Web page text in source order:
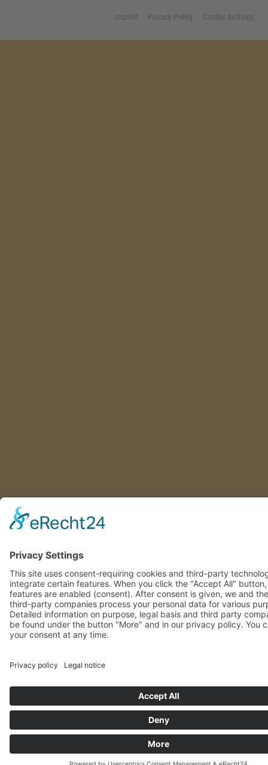
Imprint Privacy Policy Cookie Settings
This site uses consent-requiring cookies and third-party
integrate certain features. When you click the "Accept All"
features are enabled (consent). After consent is given, we and
involved third-party companies process your personal data for
companies can be found under the button "More" and in our
DENY ACCEPT
Legal notice Privacy policy